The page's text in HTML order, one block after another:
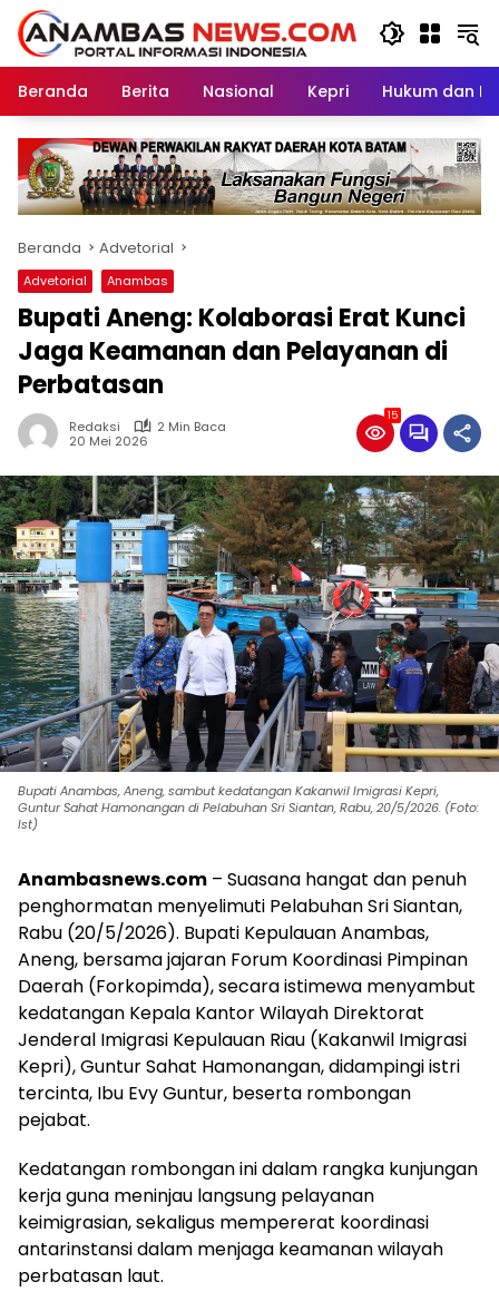
Langsung
konten
Beranda
Berita Nasional Kepri Hukum dan
Beranda Advetorial
Advetorial Anambas
‎Bupati Aneng: Kolaborasi Erat Kunci
Jaga Keamanan dan Pelayanan di
Perbatasan
Redaksi
2 Min Baca
20 Mei 2026
15
Bupati Anambas, Aneng, sambut kedatangan Kakanwil Imigrasi Kepri,
Guntur Sahat Hamonangan di Pelabuhan Sri Siantan, Rabu, 20/5/2026. (Foto:
Ist)
Anambasnews.com – Suasana hangat dan penuh
penghormatan menyelimuti Pelabuhan Sri Siantan,
Rabu (20/5/2026). Bupati Kepulauan Anambas,
Aneng, bersama jajaran Forum Koordinasi Pimpinan
Daerah (Forkopimda), secara istimewa menyambut
kedatangan Kepala Kantor Wilayah Direktorat
Jenderal Imigrasi Kepulauan Riau (Kakanwil Imigrasi
Kepri), Guntur Sahat Hamonangan, didampingi istri
tercinta, Ibu Evy Guntur, beserta rombongan
pejabat.
‎Kedatangan rombongan ini dalam rangka kunjungan
kerja guna meninjau langsung pelayanan
keimigrasian, sekaligus mempererat koordinasi
antarinstansi dalam menjaga keamanan wilayah
perbatasan laut.